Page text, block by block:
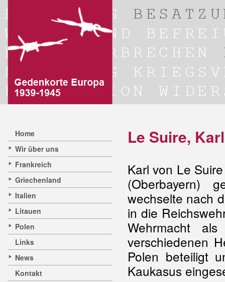
Home
Wir über uns
Frankreich
Griechenland
Italien
Litauen
Polen
Links
News
Kontakt
Le Suire,
Karl von Le
(Oberbayern)
wechselte nach
in die
Wehrmacht
verschiedenen
Polen beteiligt
Kaukasus